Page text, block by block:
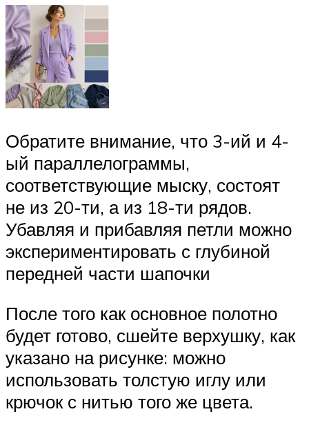
Обратите внимание, что 3-ий и 4-
ый параллелограммы,
соответствующие мыску, состоят
не из 20-ти, а из 18-ти рядов.
Убавляя и прибавляя петли можно
экспериментировать с глубиной
передней части шапочки
После того как основное полотно
будет готово, сшейте верхушку, как
указано на рисунке: можно
использовать толстую иглу или
крючок с нитью того же цвета.